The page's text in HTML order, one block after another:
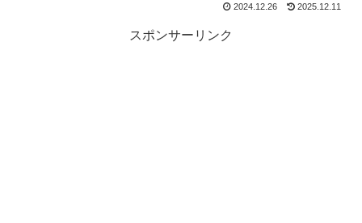
2024.12.26 2025.12.11
スポンサーリンク